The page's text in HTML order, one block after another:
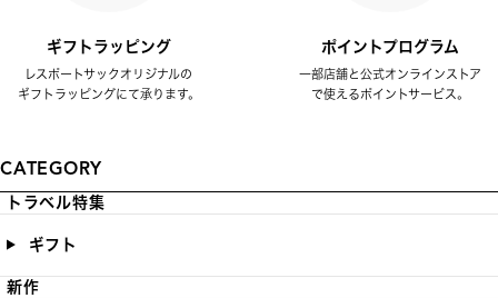
ギフトラッピング
レスポートサックオリジナルの
ギフトラッピングにて承ります。
ポイントプログラム
一部店舗と公式オンラインストア
で使えるポイントサービス。
CATEGORY
トラベル特集
ギフト
新作